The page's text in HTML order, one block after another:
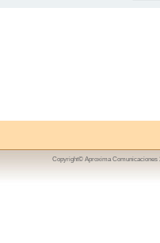
Copyright© Aproxima Comunicaciones